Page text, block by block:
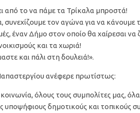
από το να πάμε τα Τρίκαλα μπροστά!
συνεχίζουμε τον αγώνα για να κάνουμε
έναν Δήμο στον οποίο θα χαίρεσαι να
και τα χωριά!
και πάλι στη δουλειά!».
ανέφερε πρωτίστως:
όλους τους συμπολίτες μας,
δημοτικούς και τοπικούς